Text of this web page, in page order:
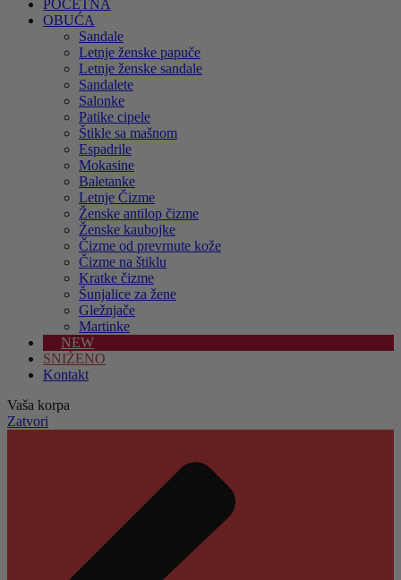
POČETNA
OBUĆA
Sandale
Letnje ženske papuče
Letnje ženske sandale
Sandalete
Salonke
Patike cipele
Štikle sa mašnom
Espadrile
Mokasine
Baletanke
Letnje Čizme
Ženske antilop čizme
Ženske kaubojke
Čizme od prevrnute kože
Čizme na štiklu
Kratke čizme
Šunjalice za žene
Gležnjače
Martinke
NEW
SNIŽENO
Kontakt
Vaša korpa
Zatvori